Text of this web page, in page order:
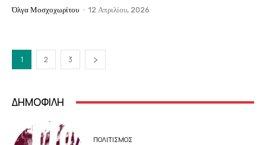
Όλγα Μοσχοχωρίτου - 12 Απριλίου, 2026
1 2 3
ΔΗΜΟΦΙΛΗ
ΠΟΛΙΤΙΣΜΟΣ